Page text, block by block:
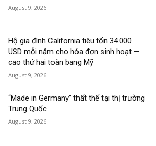
August 9, 2026
Hộ gia đình California tiêu tốn 34.000
USD mỗi năm cho hóa đơn sinh hoạt —
cao thứ hai toàn bang Mỹ
August 9, 2026
“Made in Germany” thất thế tại thị trường
Trung Quốc
August 9, 2026